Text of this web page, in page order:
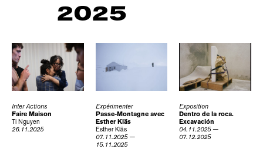
2025
Inter Actions
Faire Maison
Ti Nguyen
26.11.2025
Expérimenter
Passe-Montagne avec
Esther Kläs
Esther Kläs
07.11.2025 —
15.11.2025
Exposition
Dentro de la roca.
Excavación
04.11.2025 —
07.12.2025